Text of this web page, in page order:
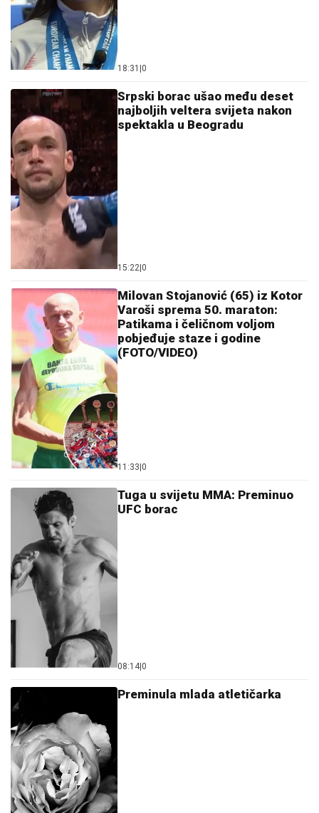
18:31 0
Srpski borac ušao među deset
najboljih veltera svijeta nakon
spektakla u Beogradu
15:22 0
Milovan Stojanović (65) iz Kotor
Varoši sprema 50. maraton:
Patikama i čeličnom voljom
pobjeđuje staze i godine
(FOTO/VIDEO)
11:33 0
Tuga u svijetu MMA: Preminuo
UFC borac
08:14 0
Preminula mlada atletičarka